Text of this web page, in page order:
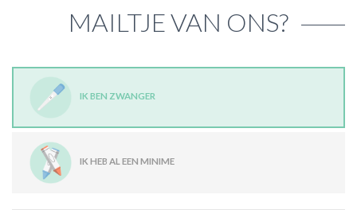
MAILTJE VAN ONS?
IK BEN ZWANGER
IK HEB AL EEN MINIME